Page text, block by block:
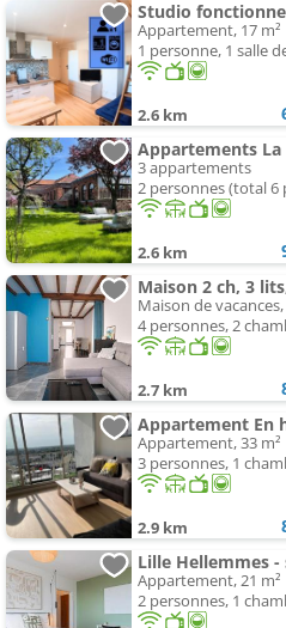
Appartement, 17 m²
1 personne, 1 salle
2.6 km
Appartements La
3 appartements
2 personnes (total 6
2.6 km
Maison 2 ch, 3
Maison de vacances,
4 personnes, 2
2.7 km
Appartement, 33 m²
3 personnes, 1
2.9 km
Lille Hellemmes
Appartement, 21 m²
2 personnes, 1